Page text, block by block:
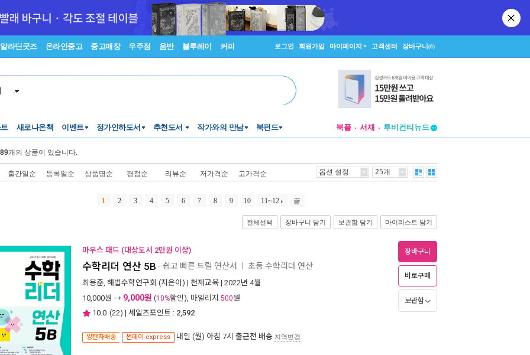
알라딘굿즈 온라인중고 중고매장 우주점 음반 블루레이 커피 로그인 회원가입 마이페이지 고객센터 장바구니(0)
새로나온책 이벤트 정가인하도서 추천도서 작가와의 만남 북펀드 북플 서재
창작플랫폼
개의 상품이 있습니다.
출간일순 등록일순 상품명순 평점순 리뷰순 저가격순 고가격순 옵션 설정 25개
1 2 3 4 5 6 7 8 9 10 11~12 끝
전체선택 장바구니 담기 보관함 담기 마이리스트 담기
마우스 패드 (대상도서 2만원 이상)
수학리더 연산 5B - 쉽고 빠른 드릴 연산서 초등 수학리더 연산
최용준, 해법수학연구회 (지은이) | 천재교육 | 2022년 4월
10,000원 → 9,000원 (10%할인), 마일리지 500원
10.0 (22) | 세일즈포인트 : 2,592
양탄자배송 썬데이 express 내일 (월) 아침 7시 출근전 배송 지역변경
장바구니
바로구매
보관함